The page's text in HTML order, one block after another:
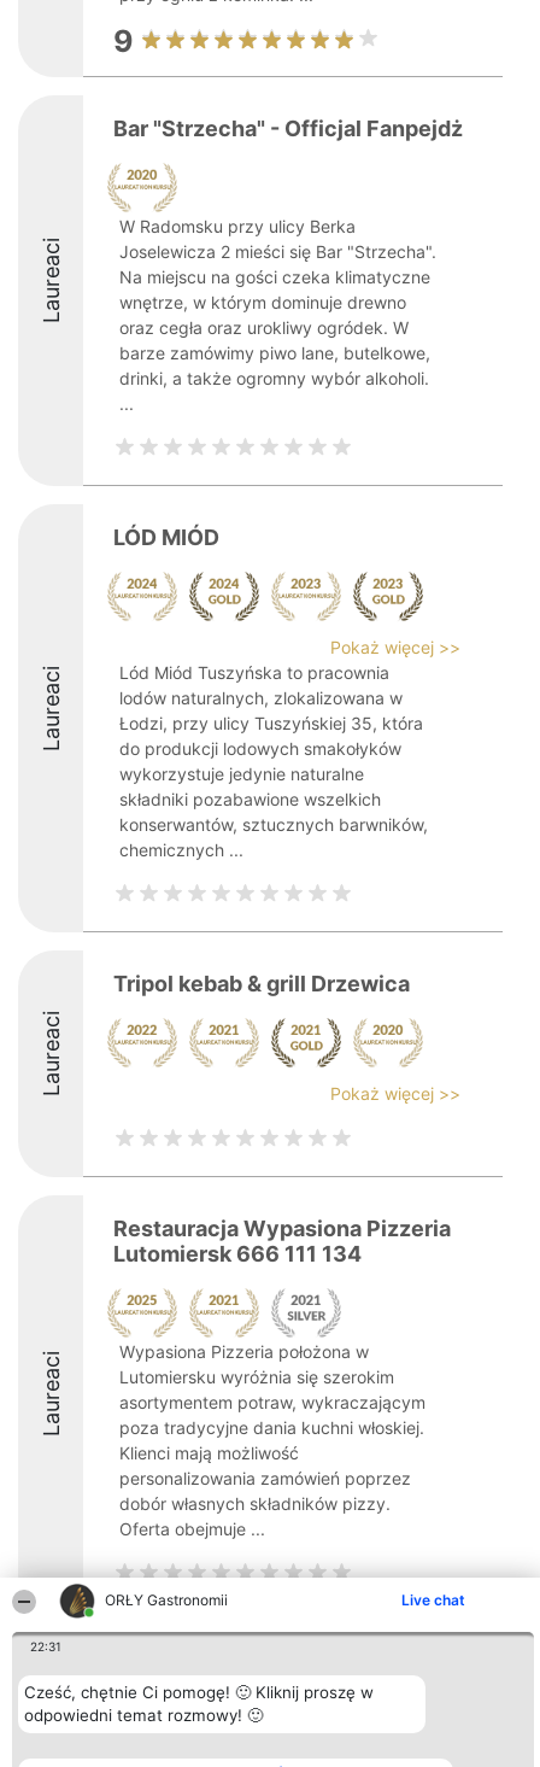
ORŁY Gastronomii Live chat
22:31
Cześć, chętnie Ci pomogę! 🙂 Kliknij proszę w
odpowiedni temat rozmowy! 🙂
9
Laureaci
Bar "Strzecha" - Officjal Fanpejdż
W Radomsku przy ulicy Berka
Joselewicza 2 mieści się Bar "Strzecha".
Na miejscu na gości czeka klimatyczne
wnętrze, w którym dominuje drewno
oraz cegła oraz urokliwy ogródek. W
barze zamówimy piwo lane, butelkowe,
drinki, a także ogromny wybór alkoholi.
...
Laureaci
LÓD MIÓD
Pokaż więcej >>
Lód Miód Tuszyńska to pracownia
lodów naturalnych, zlokalizowana w
Łodzi, przy ulicy Tuszyńskiej 35, która
do produkcji lodowych smakołyków
wykorzystuje jedynie naturalne
składniki pozabawione wszelkich
konserwantów, sztucznych barwników,
chemicznych ...
Laureaci
Tripol kebab & grill Drzewica
Pokaż więcej >>
Laureaci
Restauracja Wypasiona Pizzeria
Lutomiersk 666 111 134
Wypasiona Pizzeria położona w
Lutomiersku wyróżnia się szerokim
asortymentem potraw, wykraczającym
poza tradycyjne dania kuchni włoskiej.
Klienci mają możliwość
personalizowania zamówień poprzez
dobór własnych składników pizzy.
Oferta obejmuje ...
Bright Side Solutions sp. z o.
o. sp. k.
ul. Ruska 22
Wrocław 50-079
Laureaci
Lista
wszystkich
Laureatów
Kontakt